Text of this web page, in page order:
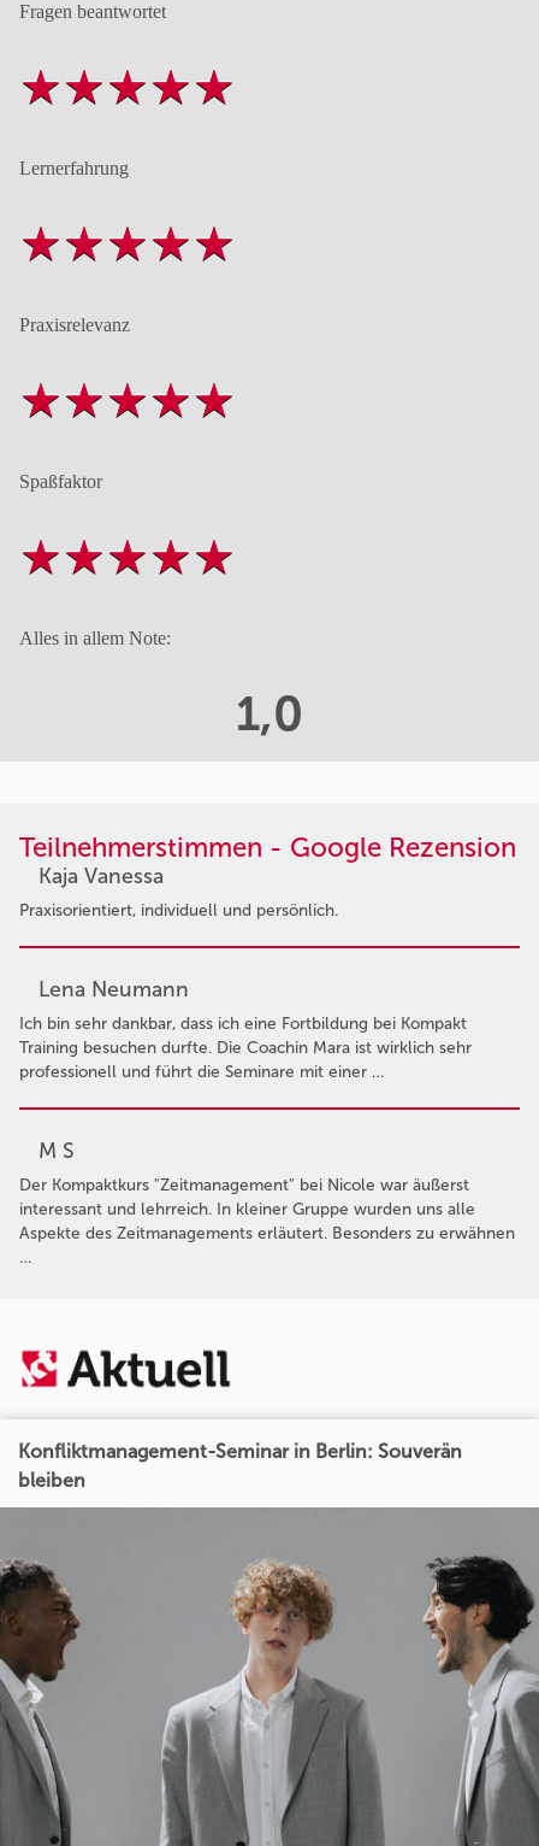
Fragen beantwortet
Lernerfahrung
Praxisrelevanz
Spaßfaktor
Alles in allem Note:
1,0
Teilnehmerstimmen - Google Rezension
Kaja Vanessa
Praxisorientiert, individuell und persönlich.
Lena Neumann
Ich bin sehr dankbar, dass ich eine Fortbildung bei Kompakt
Training besuchen durfte. Die Coachin Mara ist wirklich sehr
professionell und führt die Seminare mit einer …
M S
Der Kompaktkurs "Zeitmanagement" bei Nicole war äußerst
interessant und lehrreich. In kleiner Gruppe wurden uns alle
Aspekte des Zeitmanagements erläutert. Besonders zu erwähnen
…
Konfliktmanagement-Seminar in Berlin: Souverän
bleiben